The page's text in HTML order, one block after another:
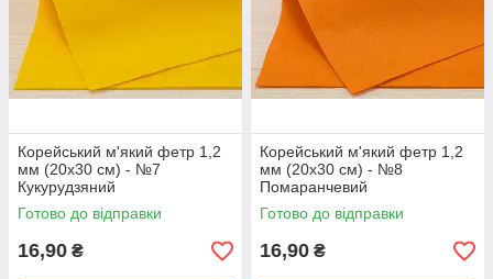
Корейський м'який фетр 1,2
мм (20х30 см) - №7
Кукурудзяний
Готово до відправки
16,90 ₴
Корейський м'який фетр 1,2
мм (20х30 см) - №8
Помаранчевий
Готово до відправки
16,90 ₴